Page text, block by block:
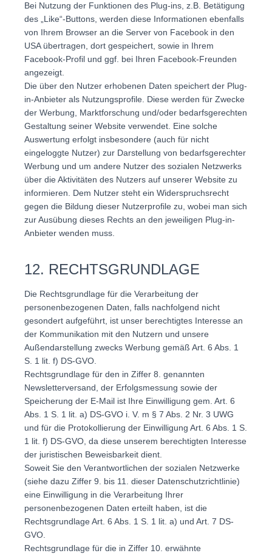
Bei Nutzung der Funktionen des Plug-ins, z.B. Betätigung
des „Like“-Buttons, werden diese Informationen ebenfalls
von Ihrem Browser an die Server von Facebook in den
USA übertragen, dort gespeichert, sowie in Ihrem
Facebook-Profil und ggf. bei Ihren Facebook-Freunden
angezeigt.
Die über den Nutzer erhobenen Daten speichert der Plug-
in-Anbieter als Nutzungsprofile. Diese werden für Zwecke
der Werbung, Marktforschung und/oder bedarfsgerechten
Gestaltung seiner Website verwendet. Eine solche
Auswertung erfolgt insbesondere (auch für nicht
eingeloggte Nutzer) zur Darstellung von bedarfsgerechter
Werbung und um andere Nutzer des sozialen Netzwerks
über die Aktivitäten des Nutzers auf unserer Website zu
informieren. Dem Nutzer steht ein Widerspruchsrecht
gegen die Bildung dieser Nutzerprofile zu, wobei man sich
zur Ausübung dieses Rechts an den jeweiligen Plug-in-
Anbieter wenden muss.
12. RECHTSGRUNDLAGE
Die Rechtsgrundlage für die Verarbeitung der
personenbezogenen Daten, falls nachfolgend nicht
gesondert aufgeführt, ist unser berechtigtes Interesse an
der Kommunikation mit den Nutzern und unsere
Außendarstellung zwecks Werbung gemäß Art. 6 Abs. 1
S. 1 lit. f) DS-GVO.
Rechtsgrundlage für den in Ziffer 8. genannten
Newsletterversand, der Erfolgsmessung sowie der
Speicherung der E-Mail ist Ihre Einwilligung gem. Art. 6
Abs. 1 S. 1 lit. a) DS-GVO i. V. m § 7 Abs. 2 Nr. 3 UWG
und für die Protokollierung der Einwilligung Art. 6 Abs. 1 S.
1 lit. f) DS-GVO, da diese unserem berechtigten Interesse
der juristischen Beweisbarkeit dient.
Soweit Sie den Verantwortlichen der sozialen Netzwerke
(siehe dazu Ziffer 9. bis 11. dieser Datenschutzrichtlinie)
eine Einwilligung in die Verarbeitung Ihrer
personenbezogenen Daten erteilt haben, ist die
Rechtsgrundlage Art. 6 Abs. 1 S. 1 lit. a) und Art. 7 DS-
GVO.
Rechtsgrundlage für die in Ziffer 10. erwähnte